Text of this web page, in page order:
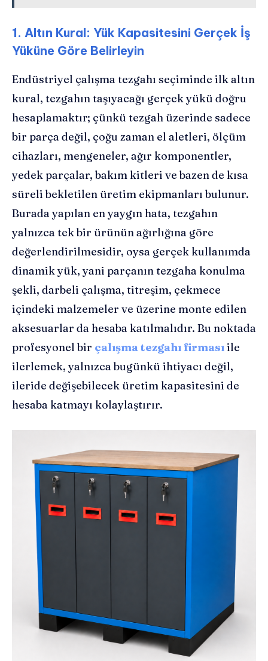
1. Altın Kural: Yük Kapasitesini Gerçek İş
Yüküne Göre Belirleyin
Endüstriyel çalışma tezgahı seçiminde ilk altın
kural, tezgahın taşıyacağı gerçek yükü doğru
hesaplamaktır; çünkü tezgah üzerinde sadece
bir parça değil, çoğu zaman el aletleri, ölçüm
cihazları, mengeneler, ağır komponentler,
yedek parçalar, bakım kitleri ve bazen de kısa
süreli bekletilen üretim ekipmanları bulunur.
Burada yapılan en yaygın hata, tezgahın
yalnızca tek bir ürünün ağırlığına göre
değerlendirilmesidir, oysa gerçek kullanımda
dinamik yük, yani parçanın tezgaha konulma
şekli, darbeli çalışma, titreşim, çekmece
içindeki malzemeler ve üzerine monte edilen
aksesuarlar da hesaba katılmalıdır. Bu noktada
profesyonel bir çalışma tezgahı firmasıile
ilerlemek, yalnızca bugünkü ihtiyacı değil,
ileride değişebilecek üretim kapasitesini de
hesaba katmayı kolaylaştırır.